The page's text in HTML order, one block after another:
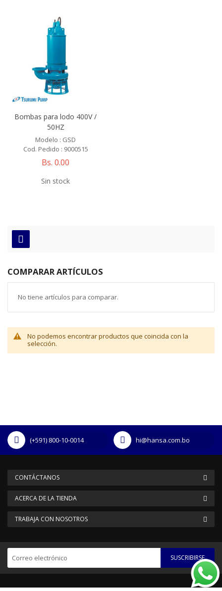
Bombas para lodo 400V /
50HZ
Modelo : GSD
Cod. Pedido : 9000515
Bs. 0.00
Sin stock
COMPARAR ARTÍCULOS
No tiene artículos para comparar.
No podemos encontrar productos que coincida con la
selección.
(+591) 800-10-0014 hi@hansa.com.bo
CONTÁCTANOS
ACERCA DE LA TIENDA
TRABAJA CON NOSOTROS
SUSCRIBIRSE